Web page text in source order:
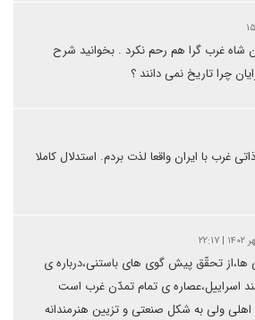
شاه غرب گرا هم رحم نکرد . بخوانید شرح
چرا تاریخ نمی دانند ؟
غرب با ایران واقعا لذت بردم. استدلال کاملا
ها،از تحقّق پیش گوی های باستنی،درباره ی
اسراییل،عصاره ی تمام تمدّن غرب است
ولی به شکل صنعتی و تزیین هنرمندانه